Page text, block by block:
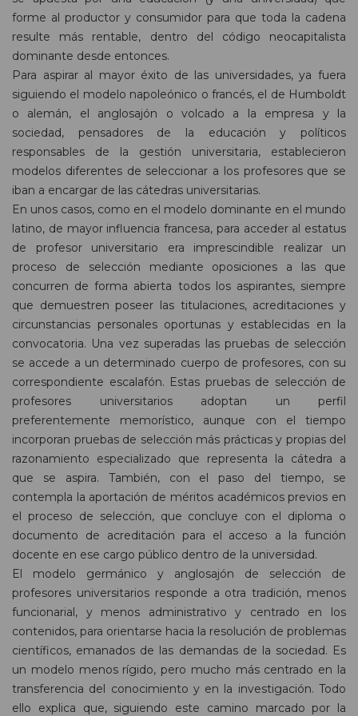
forme al productor y consumidor para que toda la cadena
resulte más rentable, dentro del código neocapitalista
dominante desde entonces.
Para aspirar al mayor éxito de las universidades, ya fuera
siguiendo el modelo napoleónico o francés, el de Humboldt
o alemán, el anglosajón o volcado a la empresa y la
sociedad, pensadores de la educación y políticos
responsables de la gestión universitaria, establecieron
modelos diferentes de seleccionar a los profesores que se
iban a encargar de las cátedras universitarias.
En unos casos, como en el modelo dominante en el mundo
latino, de mayor influencia francesa, para acceder al estatus
de profesor universitario era imprescindible realizar un
proceso de selección mediante oposiciones a las que
concurren de forma abierta todos los aspirantes, siempre
que demuestren poseer las titulaciones, acreditaciones y
circunstancias personales oportunas y establecidas en la
convocatoria. Una vez superadas las pruebas de selección
se accede a un determinado cuerpo de profesores, con su
correspondiente escalafón. Estas pruebas de selección de
profesores universitarios adoptan un perfil
preferentemente memorístico, aunque con el tiempo
incorporan pruebas de selección más prácticas y propias del
razonamiento especializado que representa la cátedra a
que se aspira. También, con el paso del tiempo, se
contempla la aportación de méritos académicos previos en
el proceso de selección, que concluye con el diploma o
documento de acreditación para el acceso a la función
docente en ese cargo público dentro de la universidad.
El modelo germánico y anglosajón de selección de
profesores universitarios responde a otra tradición, menos
funcionarial, y menos administrativo y centrado en los
contenidos, para orientarse hacia la resolución de problemas
científicos, emanados de las demandas de la sociedad. Es
un modelo menos rígido, pero mucho más centrado en la
transferencia del conocimiento y en la investigación. Todo
ello explica que, siguiendo este camino marcado por la